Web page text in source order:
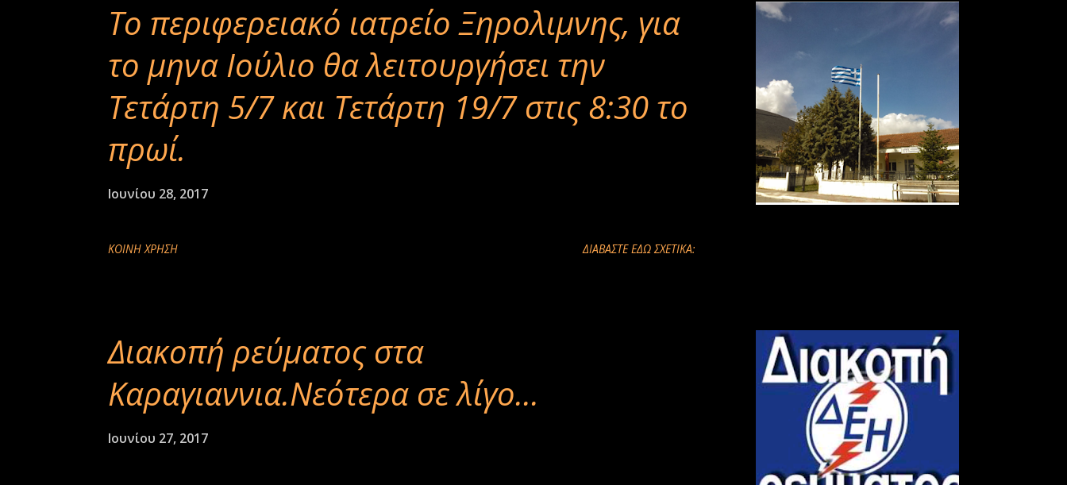
Το περιφερειακό ιατρείο Ξηρολιμνης, για
το μηνα Ιούλιο θα λειτουργήσει την
Τετάρτη 5/7 και Τετάρτη 19/7 στις 8:30 το
πρωί.
Ιουνίου 28, 2017
ΚΟΙΝΉ ΧΡΉΣΗ ΔΙΑΒΑΣΤΕ ΕΔΩ ΣΧΕΤΙΚΑ:
Διακοπή ρεύματος στα
Καραγιαννια.Νεότερα σε λίγο...
Ιουνίου 27, 2017